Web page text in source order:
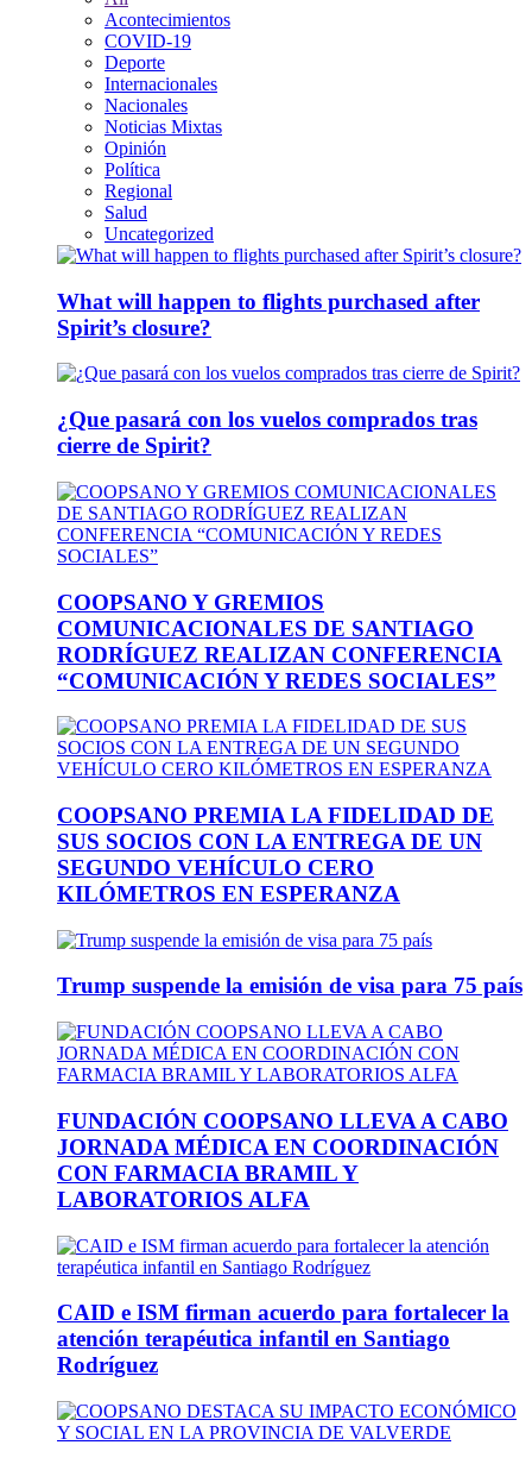
Acontecimientos
COVID-19
Deporte
Internacionales
Nacionales
Noticias Mixtas
Opinión
Política
Regional
Salud
Uncategorized
What will happen to flights purchased after
Spirit’s closure?
¿Que pasará con los vuelos comprados tras
cierre de Spirit?
COOPSANO Y GREMIOS
COMUNICACIONALES DE SANTIAGO
RODRÍGUEZ REALIZAN CONFERENCIA
“COMUNICACIÓN Y REDES SOCIALES”
COOPSANO PREMIA LA FIDELIDAD DE
SUS SOCIOS CON LA ENTREGA DE UN
SEGUNDO VEHÍCULO CERO
KILÓMETROS EN ESPERANZA
Trump suspende la emisión de visa para 75 país
FUNDACIÓN COOPSANO LLEVA A CABO
JORNADA MÉDICA EN COORDINACIÓN
CON FARMACIA BRAMIL Y
LABORATORIOS ALFA
CAID e ISM firman acuerdo para fortalecer la
atención terapéutica infantil en Santiago
Rodríguez